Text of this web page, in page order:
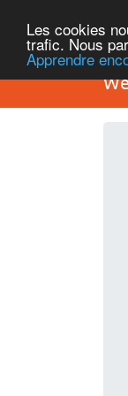
Les cookies
trafic. Nous
Apprendre